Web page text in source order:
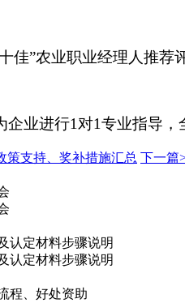
佳”农业职业经理人推
业进行1对1专业指导
策支持、奖补措施汇总 下一篇
认定材料步骤说明
认定材料步骤说明
程、好处资助